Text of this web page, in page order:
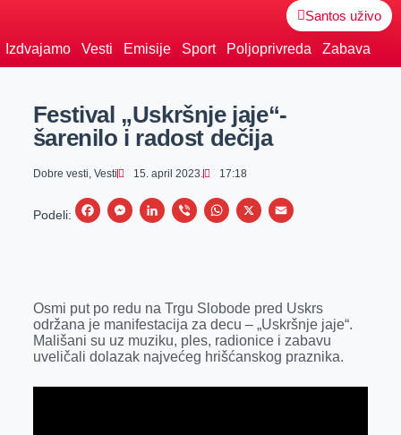
Santos uživo
Izdvajamo Vesti Emisije Sport Poljoprivreda Zabava
Festival „Uskršnje jaje“-
šarenilo i radost dečija
Dobre vesti, Vesti 15. april 2023. 17:18
Podeli:
F
b
o
o
k
M
e
n
g
e
L
e
d
I
n
V
r
W
s
A
p
p
X
E
l
Osmi put po redu na Trgu Slobode pred Uskrs
održana je manifestacija za decu – „Uskršnje jaje“.
Mališani su uz muziku, ples, radionice i zabavu
uveličali dolazak najvećeg hrišćanskog praznika.